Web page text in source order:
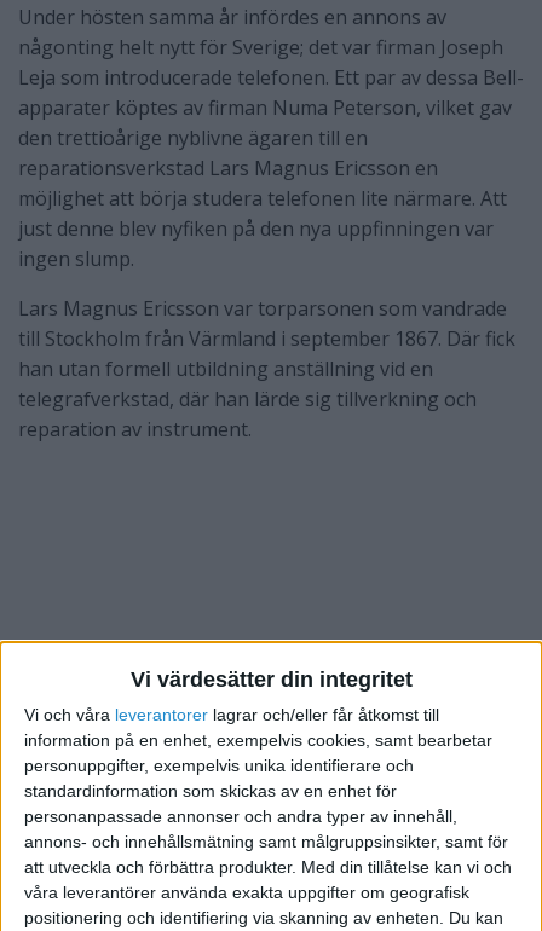
Vi värdesätter din integritet
Vi och våra leverantorer lagrar och/eller får åtkomst till
information på en enhet, exempelvis cookies, samt bearbetar
personuppgifter, exempelvis unika identifierare och
standardinformation som skickas av en enhet för
personanpassade annonser och andra typer av innehåll,
annons- och innehållsmätning samt målgruppsinsikter, samt för
att utveckla och förbättra produkter. Med din tillåtelse kan vi och
våra leverantörer använda exakta uppgifter om geografisk
positionering och identifiering via skanning av enheten. Du kan
Under hösten samma år infördes en annons av
någonting helt nytt för Sverige; det var firman Joseph
Leja som introducerade telefonen. Ett par av dessa Bell-
apparater köptes av firman Numa Peterson, vilket gav
den trettioårige nyblivne ägaren till en
reparationsverkstad Lars Magnus Ericsson en
möjlighet att börja studera telefonen lite närmare. Att
just denne blev nyfiken på den nya uppfinningen var
ingen slump.
Lars Magnus Ericsson var torparsonen som vandrade
till Stockholm från Värmland i september 1867. Där fick
han utan formell utbildning anställning vid en
telegrafverkstad, där han lärde sig tillverkning och
reparation av instrument.
Genom reparationsarbetet insåg han olika
konstruktioners svaghet och ritade och utvecklade